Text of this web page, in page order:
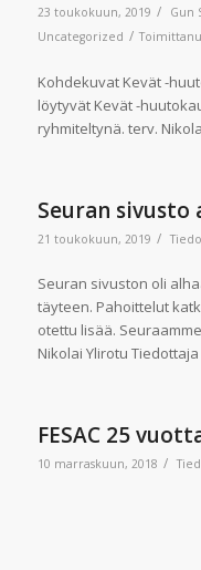
23 toukokuun, 2019 / Gun
Uncategorized /
Kohdekuvat Kevät -
löytyvät Kevät -
ryhmiteltynä. terv.
Seuran sivusto
21 toukokuun, 2019 /
Seuran sivuston oli
täyteen. Pahoittelut
otettu lisää.
Nikolai Ylirotu Tiedottaja
FESAC 25
10 marraskuun, 2018 /